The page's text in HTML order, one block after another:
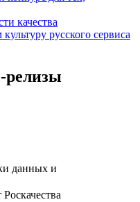
качества
русского сервиса
релизы
данных и